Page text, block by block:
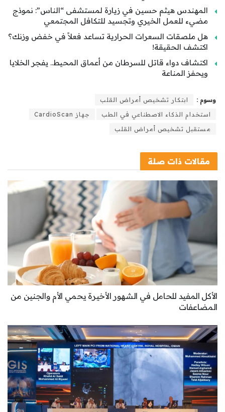
المهندس هيثم حسين في زيارة لمستشفى “الناس”: نموذج
مضيء للعمل الخيري وتجسيد للتكافل المجتمعي
هل ملصقات السعرات الحرارية تساعد فعلاً في خفض وزنك؟
اكتشف الحقيقة!
اكتشاف دواء قاتل للسرطان من أعماق المحيط.. يفجر الخلايا
ويحفز المناعة
وسوم :
ابتكار تشخيص أمراض القلب
استخدام الذكاء الاصطناعي في الطب
جهاز CardioScan
مستقبل تشخيص أمراض القلب
مقالات ذات صلة
الأكل المفيد للحامل في الشهور الأخيرة يحمي الأم والجنين من
المضاعفات